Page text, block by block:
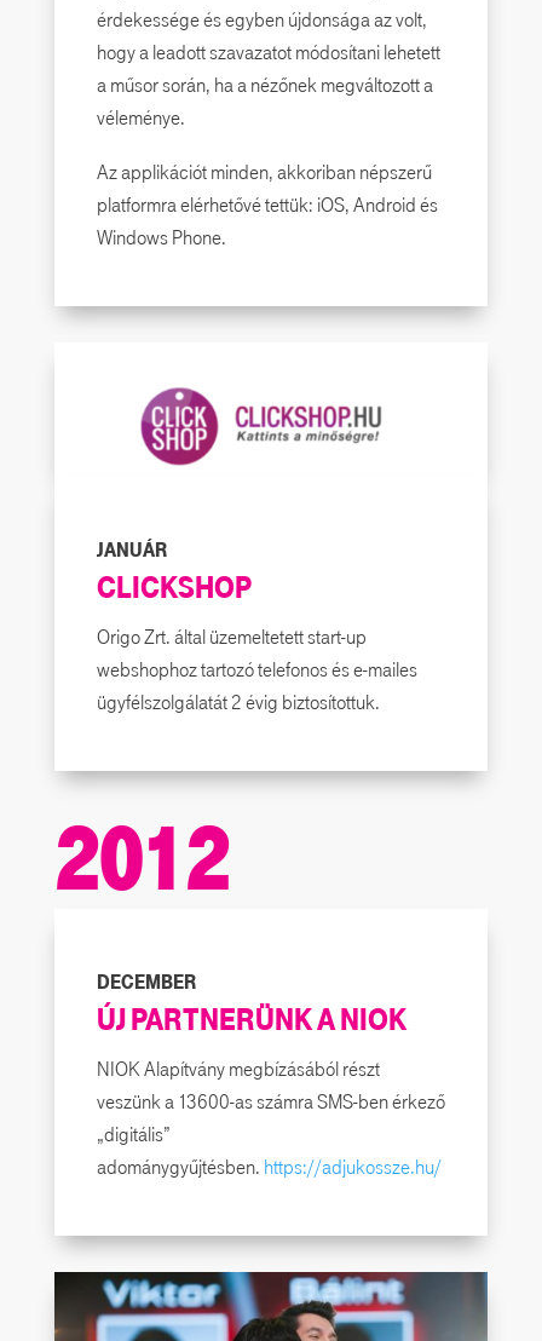
érdekessége és egyben újdonsága az volt,
hogy a leadott szavazatot módosítani lehetett
a műsor során, ha a nézőnek megváltozott a
véleménye.
Az applikációt minden, akkoriban népszerű
platformra elérhetővé tettük: iOS, Android és
Windows Phone.
JANUÁR
CLICKSHOP
Origo Zrt. által üzemeltetett start-up
webshophoz tartozó telefonos és e-mailes
ügyfélszolgálatát 2 évig biztosítottuk.
2012
DECEMBER
ÚJ PARTNERÜNK A NIOK
NIOK Alapítvány megbízásából részt
veszünk a 13600-as számra SMS-ben érkező
„digitális”
adománygyűjtésben. https://adjukossze.hu/